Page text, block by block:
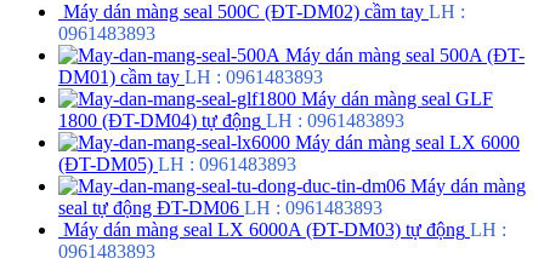
Máy dán màng seal 500C (ĐT-DM02) cầm tay LH :
0961483893
Máy dán màng seal 500A (ĐT-
DM01) cầm tay LH : 0961483893
Máy dán màng seal GLF
1800 (ĐT-DM04) tự động LH : 0961483893
Máy dán màng seal LX 6000
(ĐT-DM05) LH : 0961483893
Máy dán màng
seal tự động ĐT-DM06 LH : 0961483893
Máy dán màng seal LX 6000A (ĐT-DM03) tự động LH :
0961483893